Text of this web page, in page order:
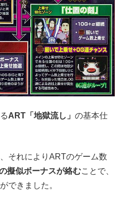
ART「地獄流し」 の基本仕
それによりARTのゲーム数
擬似ボーナスが絡むことで、
できました。